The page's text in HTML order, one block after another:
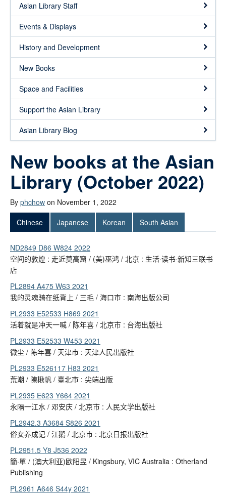
Asian Library Staff
Events & Displays
History and Development
New Books
Space and Facilities
Support the Asian Library
Asian Library Blog
New books at the Asian
Library (October 2022)
By phchow on November 1, 2022
Chinese
Japanese Korean South Asian
ND2849 D86 W824 2022
空间的敦煌 : 走近莫高窟 / (美)巫鸿 / 北京 : 生活·读书·新知三联书
店
PL2894 A475 W63 2021
我的灵魂骑在纸背上 / 三毛 / 海口市 : 南海出版公司
PL2933 E52533 H869 2021
活着就是冲天一喊 / 陈年喜 / 北京市 : 台海出版社
PL2933 E52533 W453 2021
微尘 / 陈年喜 / 天津市 : 天津人民出版社
PL2933 E526117 H83 2021
荒潮 / 陳楸帆 / 臺北市 : 尖端出版
PL2935 E623 Y664 2021
永隔一江水 / 邓安庆 / 北京市 : 人民文学出版社
PL2942.3 A3684 S826 2021
俗女养成记 / 江鹅 / 北京市 : 北京日报出版社
PL2951.5 Y8 J536 2022
簡·單 / (澳大利亚)欧阳昱 / Kingsbury, VIC Australia : Otherland
Publishing
PL2961 A646 S44y 2021